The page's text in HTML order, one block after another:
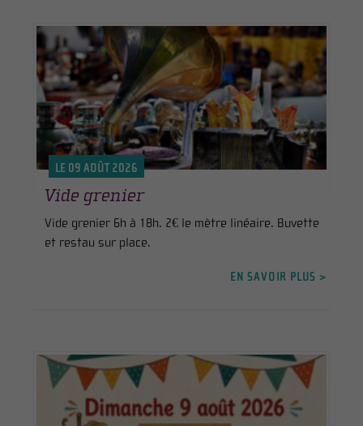
LE 09 AOÛT 2026
Vide grenier
Vide grenier 6h à 18h. 2€ le mètre linéaire. Buvette
et restau sur place.
EN SAVOIR PLUS >